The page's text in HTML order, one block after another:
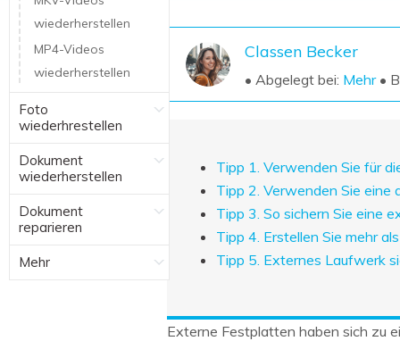
Mac-Papierkorb-Wiederherstellung
Neu
Classen Becker
• Abgelegt bei: Mehr•
Tipp 1. Verwenden Sie für
Tipp 2. Verwenden Sie
Tipp 3. So sichern Sie eine
Tipp 4. Erstellen Sie mehr
Tipp 5. Externes Laufwerk
Externe Festplatten haben sich zu
wiederherstellen
MP4-Videos
wiederherstellen
Foto
wiederhrestellen
Dokument
wiederherstellen
Dokument
reparieren
Mehr